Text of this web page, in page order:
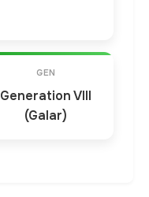
GEN
Generation VIII
(Galar)